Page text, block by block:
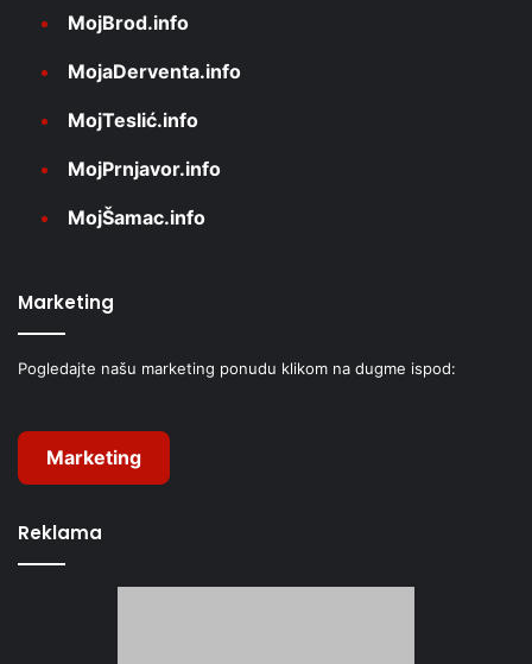
MojBrod.info
MojaDerventa.info
MojTeslić.info
MojPrnjavor.info
MojŠamac.info
Marketing
Pogledajte našu marketing ponudu klikom na dugme ispod:
Marketing
Reklama